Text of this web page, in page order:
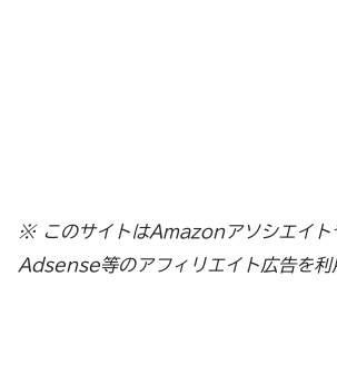
※ このサイトはAmazonアソシエイ
Adsense等のアフィリエイト広告を利